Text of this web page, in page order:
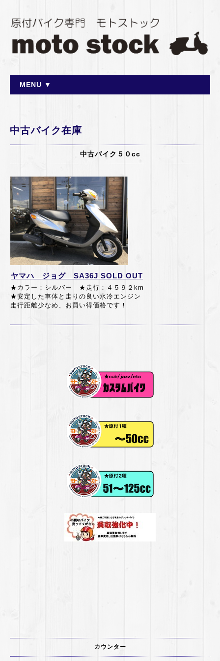
MENU ▼
中古バイク在庫
中古バイク５０cc
ヤマハ ジョグ SA36J SOLD OUT
★カラー：シルバー ★走行：４５９２km
★安定した車体と走りの良い水冷エンジン
走行距離少なめ、お買い得価格です！
カウンター